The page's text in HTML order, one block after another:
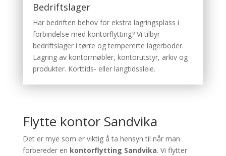
Bedriftslager
Har bedriften behov for ekstra lagringsplass i
forbindelse med kontorflytting? Vi tilbyr
bedriftslager i tørre og tempererte lagerboder.
Lagring av kontormøbler, kontorutstyr, arkiv og
produkter. Korttids- eller langtidssleie.
Flytte kontor Sandvika
Det er mye som er viktig å ta hensyn til når man
forbereder en kontorflytting Sandvika. Vi flytter